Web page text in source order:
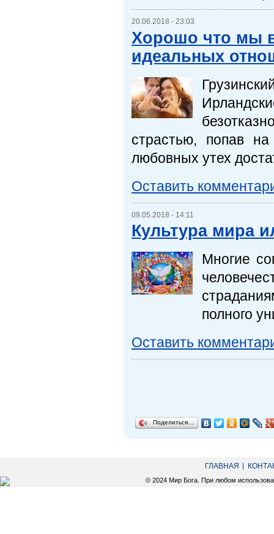
20.06.2018 - 23:03
Хорошо что мы
идеальных
страстью, попав
любовных утех
Оставить
09.05.2018 - 14:11
Культура мира
Многие
полного
Оставить
Поделиться…
ГЛАВНАЯ
© 2024 Мир Бога. При любом